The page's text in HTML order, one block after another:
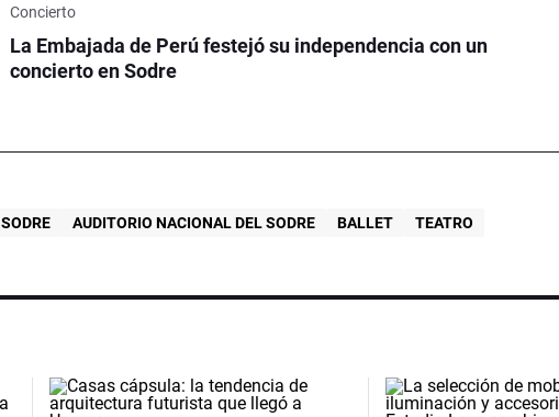
Concierto
La Embajada de Perú festejó su independencia con un
concierto en Sodre
SODRE AUDITORIO NACIONAL DEL SODRE BALLET TEATRO